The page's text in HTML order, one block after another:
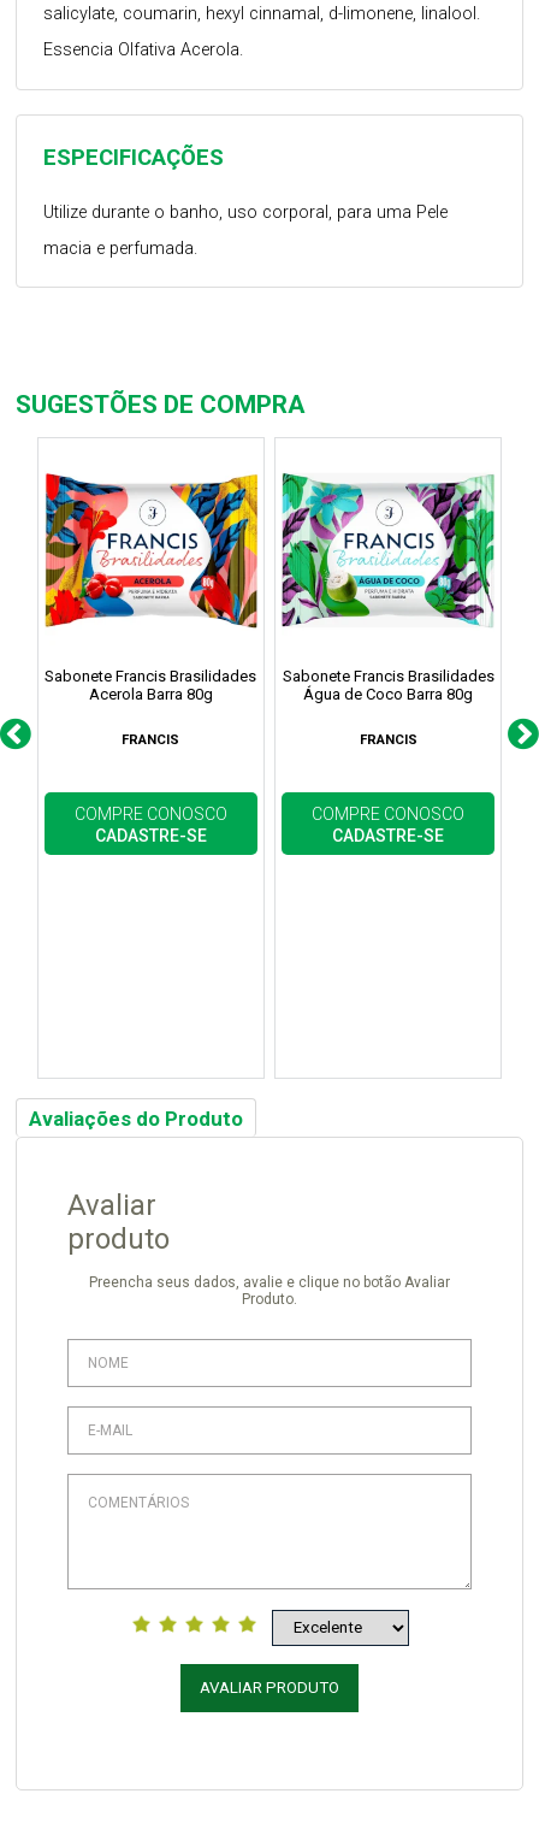
ESPECIFICAÇÕES
Utilize durante o banho, uso corporal, para uma Pele
macia e perfumada.
salicylate, coumarin, hexyl cinnamal, d-limonene, linalool.
Essencia Olfativa Acerola.
SUGESTÕES DE COMPRA
Sabonete Francis Brasilidades
Acerola Barra 80g
FRANCIS
COMPRE CONOSCO
CADASTRE-SE
Sabonete Francis Brasilidades
Água de Coco Barra 80g
FRANCIS
COMPRE CONOSCO
CADASTRE-SE
Avaliações do Produto
Avaliar
produto
Preencha seus dados, avalie e clique no botão Avaliar
Produto.
AVALIAR PRODUTO